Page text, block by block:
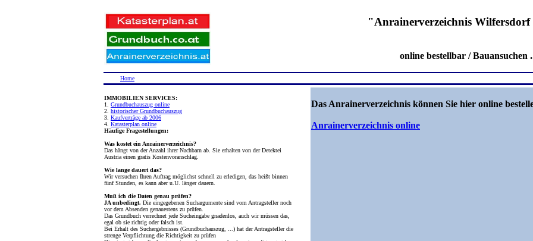
"Anrainerverzeichnis
online bestellbar / Bauansuchen
Home
IMMOBILIEN SERVICES:
1. Grundbuchauszug online
2. historischer Grundbuchauszug
3. Kaufverträge ab 2006
4. Katasterplan online
Häufige Fragestellungen:
Was kostet ein Anrainerverzeichnis?
Das hängt von der Anzahl ihrer Nachbarn ab. Sie erhalten von der Detektei
Austria einen gratis Kostenvoranschlag.
Wie lange dauert das?
Wir versuchen Ihren Auftrag möglichst schnell zu erledigen, das heißt binnen
fünf Stunden, es kann aber u.U. länger dauern.
Muß ich die Daten genau prüfen?
JA unbedingt. Die eingegebenen Suchargumente sind vom Antragsteller noch
vor dem Absenden genauestens zu prüfen.
Das Grundbuch verrechnet jede Sucheingabe gnadenlos, auch wir müssen das,
egal ob sie richtig oder falsch ist.
Bei Erhalt des Suchergebnisses (Grundbuchauszug, ...) hat der Antragsteller die
strenge Verpflichtung die Richtigkeit zu prüfen
Das Anrainerverzeichnis können Sie hier online
Anrainerverzeichnis online